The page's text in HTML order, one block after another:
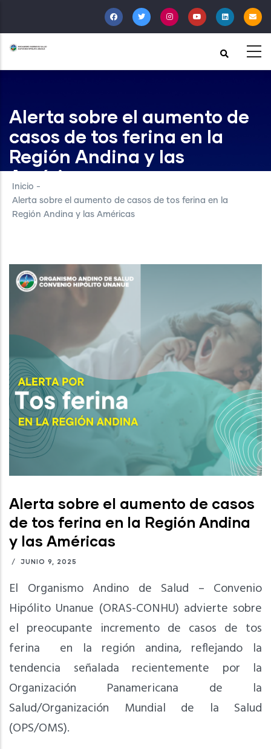
al
contenido
principal
Alerta sobre el aumento de
casos de tos ferina en la
Región Andina y las
Américas
Inicio -
Alerta sobre el aumento de casos de tos ferina en la
Región Andina y las Américas
Alerta sobre el aumento de casos
de tos ferina en la Región Andina
y las Américas
/ JUNIO 9, 2025
El Organismo Andino de Salud – Convenio
Hipólito Unanue (ORAS-CONHU) advierte sobre
el preocupante incremento de casos de tos
ferina en la región andina, reflejando la
tendencia señalada recientemente por la
Organización Panamericana de la
Salud/Organización Mundial de la Salud
(OPS/OMS).